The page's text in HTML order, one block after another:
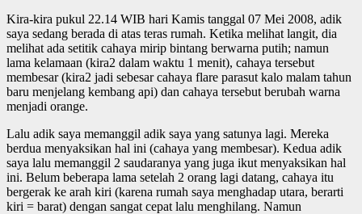
Kira-kira pukul 22.14 WIB hari Kamis tanggal 07 Mei 2008, adik
saya sedang berada di atas teras rumah. Ketika melihat langit, dia
melihat ada setitik cahaya mirip bintang berwarna putih; namun
lama kelamaan (kira2 dalam waktu 1 menit), cahaya tersebut
membesar (kira2 jadi sebesar cahaya flare parasut kalo malam tahun
baru menjelang kembang api) dan cahaya tersebut berubah warna
menjadi orange.
Lalu adik saya memanggil adik saya yang satunya lagi. Mereka
berdua menyaksikan hal ini (cahaya yang membesar). Kedua adik
saya lalu memanggil 2 saudaranya yang juga ikut menyaksikan hal
ini. Belum beberapa lama setelah 2 orang lagi datang, cahaya itu
bergerak ke arah kiri (karena rumah saya menghadap utara, berarti
kiri = barat) dengan sangat cepat lalu menghilang. Namun